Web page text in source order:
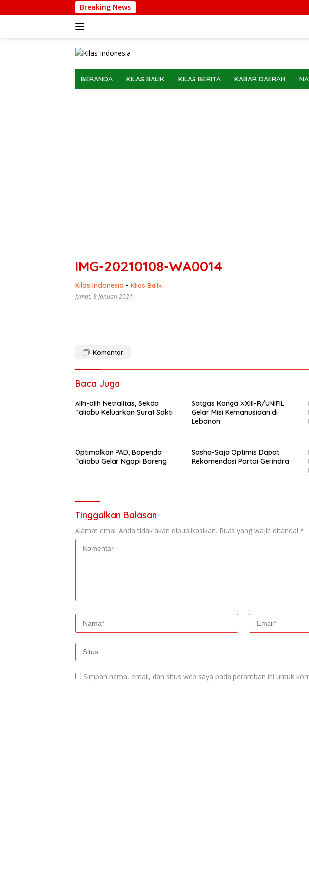
ke
Breaking News
BERANDA KILAS BALIK KILAS BERITA KABAR DAERAH
IMG-20210108-WA0014
Kilas Indonesia - Kilas Balik
Jumat, 8 Januari 2021
Komentar
Baca Juga
Alih-alih Netralitas, Sekda
Taliabu Keluarkan Surat Sakti
Satgas Konga XXIII-R/UNIFIL
Gelar Misi Kemanusiaan di
Lebanon
Optimalkan PAD, Bapenda
Taliabu Gelar Ngopi Bareng
Sasha-Saja Optimis Dapat
Rekomendasi Partai Gerindra
Tinggalkan Balasan
Alamat email Anda tidak akan dipublikasikan. Ruas yang wajib ditandai *
Simpan nama, email, dan situs web saya pada peramban ini untuk